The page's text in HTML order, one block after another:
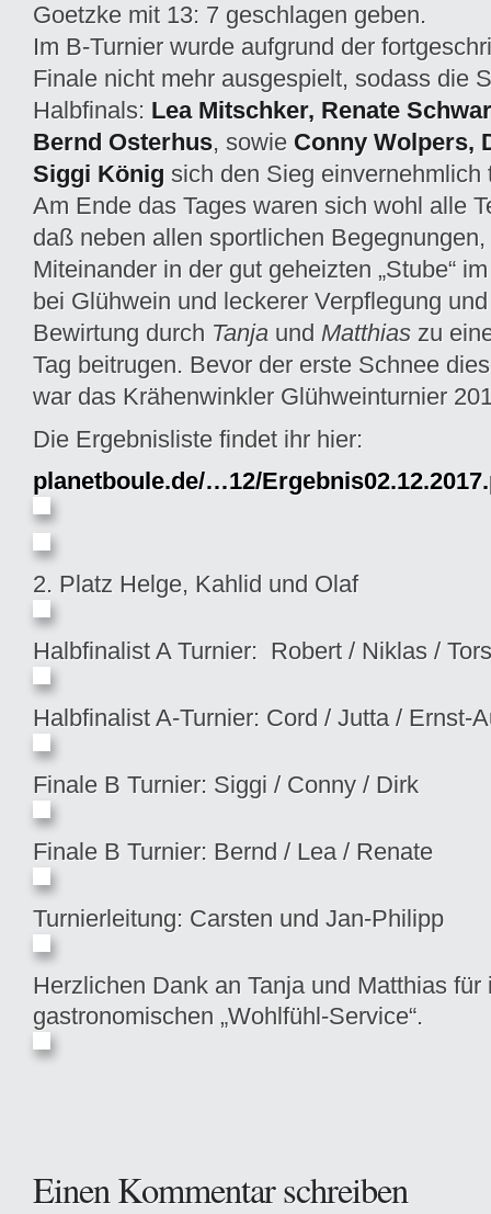
Goetzke mit 13: 7 geschlagen geben.
Im B-Turnier wurde aufgrund der
Finale nicht mehr ausgespielt, sodass die
Halbfinals: Lea Mitschker, Renate
Bernd Osterhus, sowie Conny Wolpers,
Siggi König sich den Sieg einvernehmlich
Am Ende das Tages waren sich wohl alle
daß neben allen sportlichen
Miteinander in der gut geheizten „Stube“
bei Glühwein und leckerer Verpflegung
Bewirtung durch Tanja und Matthias zu
Tag beitrugen. Bevor der erste Schnee
war das Krähenwinkler Glühweinturnier
Die Ergebnisliste findet ihr hier:
planetboule.de/…12/
2. Platz Helge, Kahlid und Olaf
Halbfinalist A Turnier: Robert / Niklas /
Halbfinalist A-Turnier: Cord / Jutta / Ernst-
Finale B Turnier: Siggi / Conny / Dirk
Finale B Turnier: Bernd / Lea / Renate
Turnierleitung: Carsten und Jan-Philipp
Herzlichen Dank an Tanja und Matthias für
gastronomischen „Wohlfühl-Service“.
Einen Kommentar schreiben